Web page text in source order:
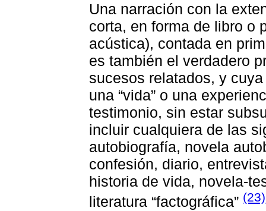
Una narración con la
corta, en forma de libro o
acústica), contada en
es también el verdadero
sucesos relatados, y
una “vida” o una
testimonio, sin estar
incluir cualquiera de las
autobiografía, novela
confesión, diario,
historia de vida, novela-
literatura “factográfica” (23)